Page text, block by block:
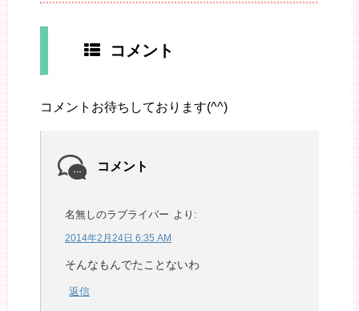
コメント
コメントお待ちしております(^^)
コメント
名無しのラブライバー より:
2014年2月24日 6:35 AM
そんなもんでたことないわ
返信